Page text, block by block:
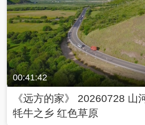
00:41:42
《远方的家》 20260728 山
牦牛之乡 红色草原